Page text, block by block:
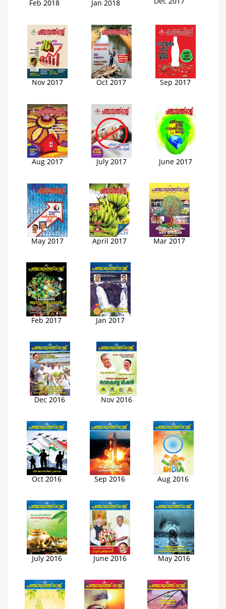
Feb 2018 Jan 2018
Nov 2017 Oct 2017 Sep 2017
Aug 2017 July 2017 June 2017
May 2017 April 2017 Mar 2017
Feb 2017 Jan 2017
Dec 2016 Nov 2016
Oct 2016 Sep 2016 Aug 2016
July 2016 June 2016 May 2016